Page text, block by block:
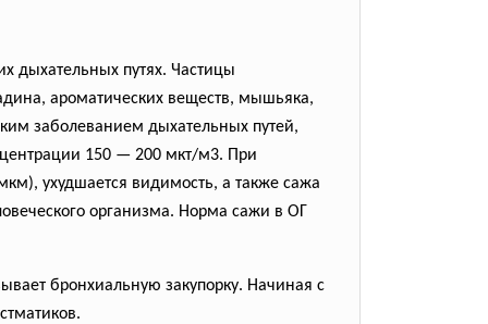
дыхательных путях. Частицы
ароматических веществ, мышьяка,
заболеванием дыхательных путей,
150 — 200 мкт/м3. При
ухудшается видимость, а также сажа
организма. Норма сажи в ОГ
бронхиальную закупорку. Начиная с